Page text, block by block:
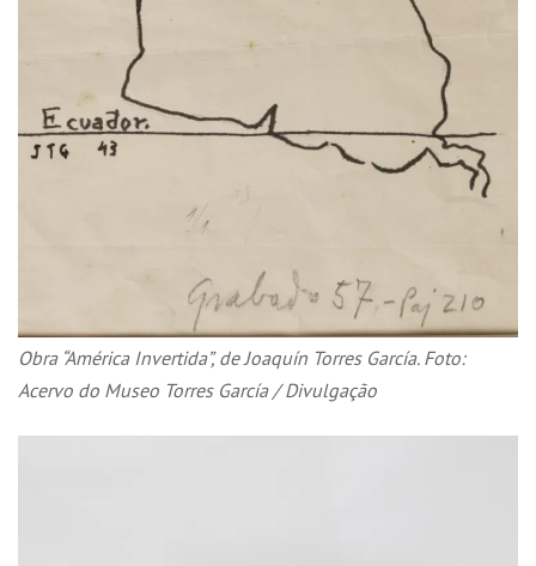
Obra “América Invertida”, de Joaquín Torres García. Foto:
Acervo do Museo Torres García / Divulgação